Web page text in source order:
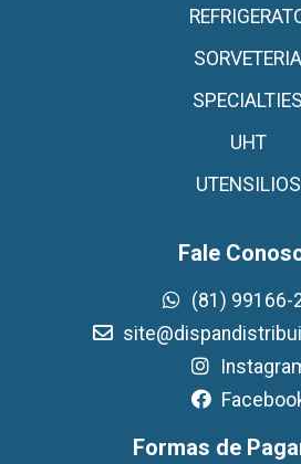
SORVETERIA
SPECIALTIES
UHT
UTENSILIOS
Fale
(81) 99166-
Formas de